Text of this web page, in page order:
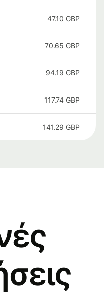
47.10 GBP
70.65 GBP
94.19 GBP
117.74 GBP
141.29 GBP